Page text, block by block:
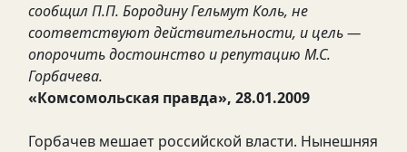
сообщил П.П. Бородину Гельмут Коль, не
соответствуют действительности, и цель —
опорочить достоинство и репутацию М.С.
Горбачева.
«Комсомольская правда», 28.01.2009
Горбачев мешает российской власти. Нынешняя